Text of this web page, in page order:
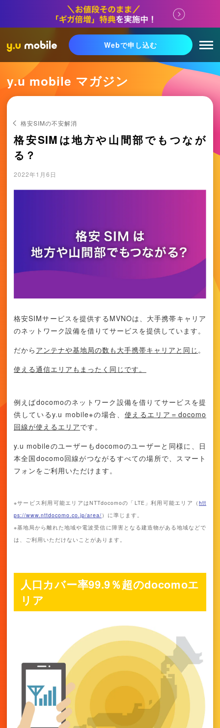
Webで申し込む
y.u mobile マガジン
格安SIMの不安解消
格安SIMは地方や山間部でもつなが
る？
2022年1月6日
格安SIMサービスを提供するMVNOは、大手携帯キャリア
のネットワーク設備を借りてサービスを提供しています。
だから アンテナや基地局の数も大手携帯キャリアと同じ 。
使える通信エリアもまったく同じです。
例えばdocomoのネットワーク設備を借りてサービスを提
供しているy.u mobile※の場合、 使えるエリア＝docomo
回線が使えるエリアです。
y.u mobileのユーザーもdocomoのユーザーと同様に、日
本全国docomo回線がつながるすべての場所で、スマート
フォンをご利用いただけます。
※サービス利用可能エリアはNTTdocomoの「LTE」利用可能エリア（ htt
ps://www.nttdocomo.co.jp/area/ ）に準じます。
※基地局から離れた地域や電波受信に障害となる建造物がある地域などで
は、ご利用いただけないことがあります。
人口カバー率99.9％超のdocomoエ
リア